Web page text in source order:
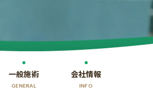
一般施術
GENERAL
会社情報
INFO